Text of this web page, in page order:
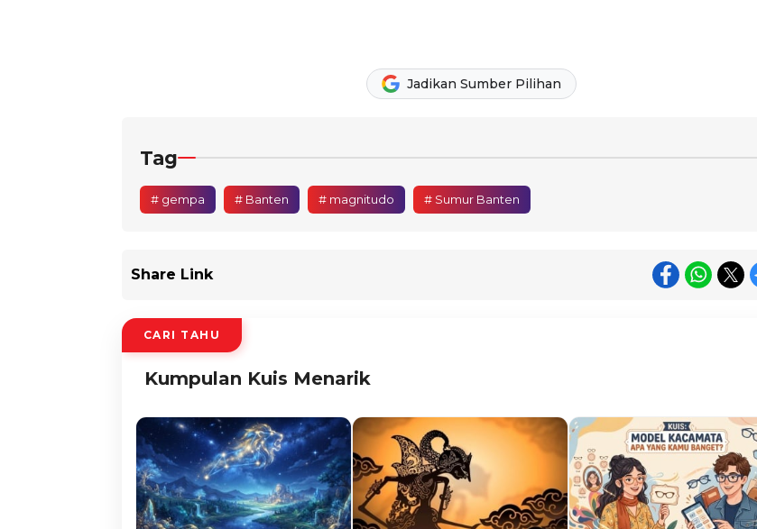
Jadikan Sumber Pilihan
Tag
# gempa # Banten # magnitudo # Sumur Banten
Share Link
CARI TAHU
Kumpulan Kuis Menarik